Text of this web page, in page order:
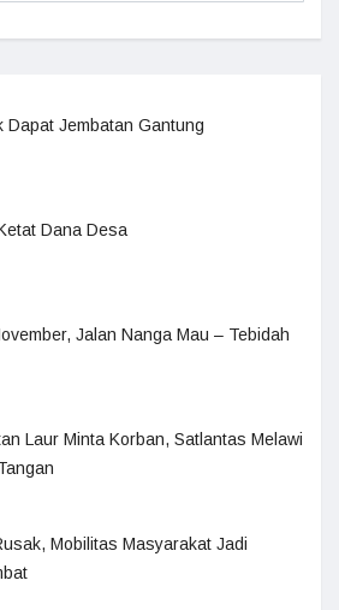
Dapat Jembatan Gantung
Dana Desa
Jalan Nanga Mau – Tebidah
Laur Minta Korban, Satlantas Melawi
Mobilitas Masyarakat Jadi